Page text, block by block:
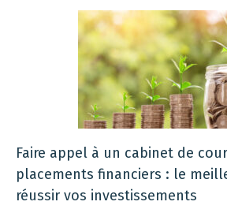
Faire appel à un cabinet de
placements financiers : le
réussir vos investissements